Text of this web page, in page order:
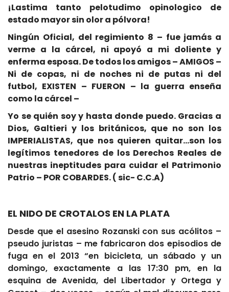
¡Lastima tanto pelotudimo opinologico de
estado mayor sin olor a pólvora!
Ningún Oficial, del regimiento 8 – fue jamás a
verme a la cárcel, ni apoyó a mi doliente y
enferma esposa. De todos los amigos – AMIGOS –
Ni de copas, ni de noches ni de putas ni del
futbol, EXISTEN – FUERON – la guerra enseña
como la cárcel –
Yo se quién soy y hasta donde puedo. Gracias a
Dios, Galtieri y los británicos, que no son los
IMPERIALISTAS, que nos quieren quitar…son los
legítimos tenedores de los Derechos Reales de
nuestras ineptitudes para cuidar el Patrimonio
Patrio – POR COBARDES. ( sic- C.C.A)
EL NIDO DE CROTALOS EN LA PLATA
Desde que el asesino Rozanski con sus acólitos –
pseudo juristas – me fabricaron dos episodios de
fuga en el 2013 “en bicicleta, un sábado y un
domingo, exactamente a las 17:30 pm, en la
esquina de Avenida, del Libertador y Ortega y